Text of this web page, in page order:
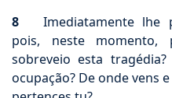
8 Imediatamente lhe
pois, neste
sobreveio esta
ocupação? De onde vens